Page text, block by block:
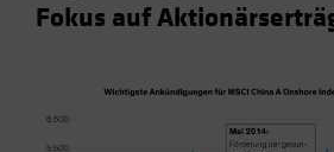
Fokus auf